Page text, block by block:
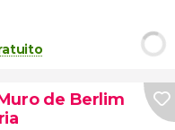
de Berlim